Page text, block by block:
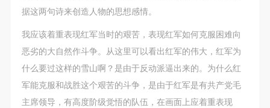
据这两句诗来创造人物的思想感情。
我应该着重表现红军当时的艰苦，表现红军如何克服困难向
恶劣的大自然作斗争。从这里可以看出红军的伟大，红军为
什么要过这样的雪山啊？是由于反动派逼出来的。为什么红
军能克服和战胜这个艰苦的斗争，是由于红军是有共产党毛
主席领导，有高度阶级觉悟的队伍，在画面上应着重表现